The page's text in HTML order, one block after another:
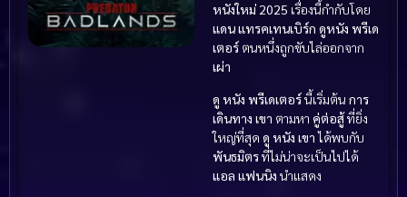
หนังใหม่ 2025 เรื่องนี้กำกับโดย
แดน แทรคเทนเบิร์ก ดูหนัง พรีเด
เตอร์ตนหนึ่งถูกขับไล่ออกจาก
เผ่า
ดู หนัง พรีเดเตอร์นี้เริ่มต้น การ
เดินทาง เขา ตามหา คู่ต่อสู้ที่ยิ่ง
ใหญ่ที่สุด ดู หนัง เขาได้พบกับ
พันธมิตรที่ไม่น่าจะเป็นไปได้
แอล แฟนนิง นำแสดง